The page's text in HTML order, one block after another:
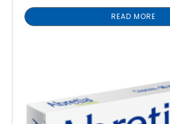
READ MORE